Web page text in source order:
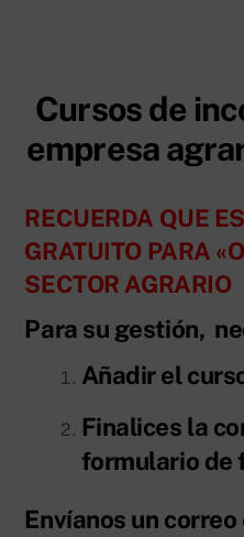
Cursos de
empresa
RECUERDA QUE
GRATUITO PARA
SECTOR AGRARIO
Para su gestión,
Añadir el
Finalices la
formulario de
Envíanos un